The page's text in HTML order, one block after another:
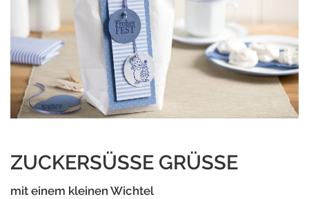
ZUCKERSÜSSE GRÜSSE
mit einem kleinen Wichtel